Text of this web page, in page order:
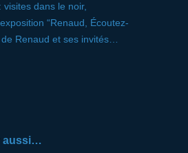
dans le noir,
“Renaud, Écoutez-
Renaud et ses invités…
aussi…